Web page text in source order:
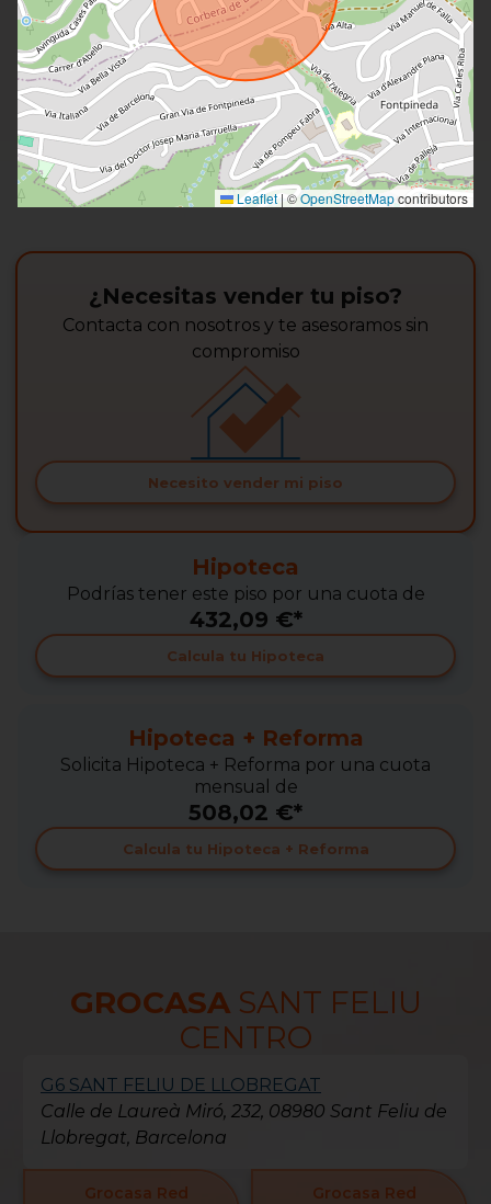
Leaflet | ©OpenStreetMapcontributors
¿Necesitas vender tu piso?
Contacta con nosotros y te asesoramos sin
compromiso
Necesito vender mi piso
Hipoteca
Podrías tener este piso por una cuota de
432,09 €*
Calcula tu Hipoteca
Hipoteca + Reforma
Solicita Hipoteca + Reforma por una cuota
mensual de
508,02 €*
Calcula tu Hipoteca + Reforma
GROCASA SANT FELIU
CENTRO
G6 SANT FELIU DE LLOBREGAT
Calle de Laureà Miró, 232, 08980 Sant Feliu de
Llobregat, Barcelona
Grocasa Red
Grocasa Red